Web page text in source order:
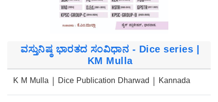
ವಸ್ತುನಿಷ್ಠ ಭಾರತದ ಸಂವಿಧಾನ - Dice series |
KM Mulla
K M Mulla | Dice Publication Dharwad | Kannada